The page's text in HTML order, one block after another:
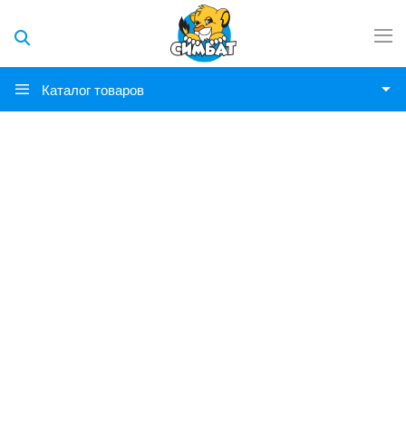
Каталог товаров